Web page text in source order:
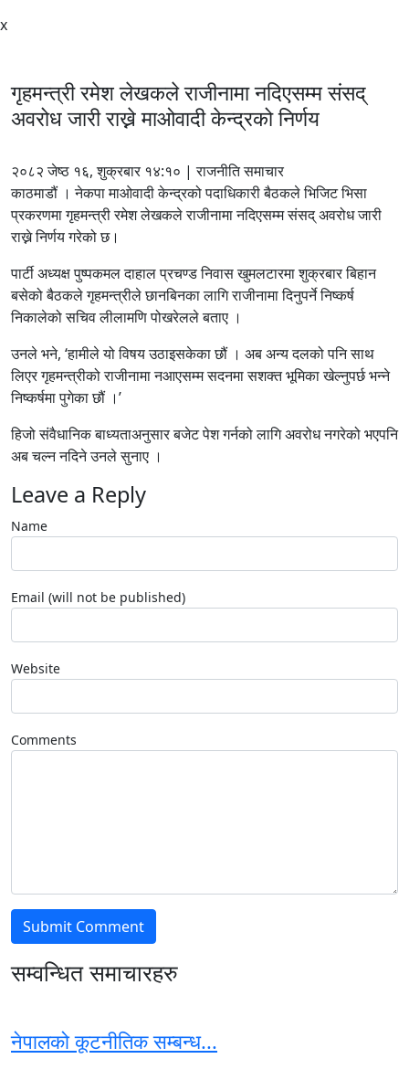
x
गृहमन्त्री रमेश लेखकले राजीनामा नदिएसम्म संसद्
अवरोध जारी राख्ने माओवादी केन्द्रको निर्णय
२०८२ जेष्ठ १६, शुक्रबार १४:१० | राजनीति समाचार
काठमाडौं । नेकपा माओवादी केन्द्रको पदाधिकारी बैठकले भिजिट भिसा
प्रकरणमा गृहमन्त्री रमेश लेखकले राजीनामा नदिएसम्म संसद् अवरोध जारी
राख्ने निर्णय गरेको छ।
पार्टी अध्यक्ष पुष्पकमल दाहाल प्रचण्ड निवास खुमलटारमा शुक्रबार बिहान
बसेको बैठकले गृहमन्त्रीले छानबिनका लागि राजीनामा दिनुपर्ने निष्कर्ष
निकालेको सचिव लीलामणि पोखरेलले बताए ।
उनले भने, ‘हामीले यो विषय उठाइसकेका छौं । अब अन्य दलको पनि साथ
लिएर गृहमन्त्रीको राजीनामा नआएसम्म सदनमा सशक्त भूमिका खेल्नुपर्छ भन्ने
निष्कर्षमा पुगेका छौं ।’
हिजो संवैधानिक बाध्यताअनुसार बजेट पेश गर्नको लागि अवरोध नगरेको भएपनि
अब चल्न नदिने उनले सुनाए ।
Leave a Reply
Name
Email (will not be published)
Website
Comments
सम्वन्धित समाचारहरु
नेपालको कूटनीतिक सम्बन्ध...